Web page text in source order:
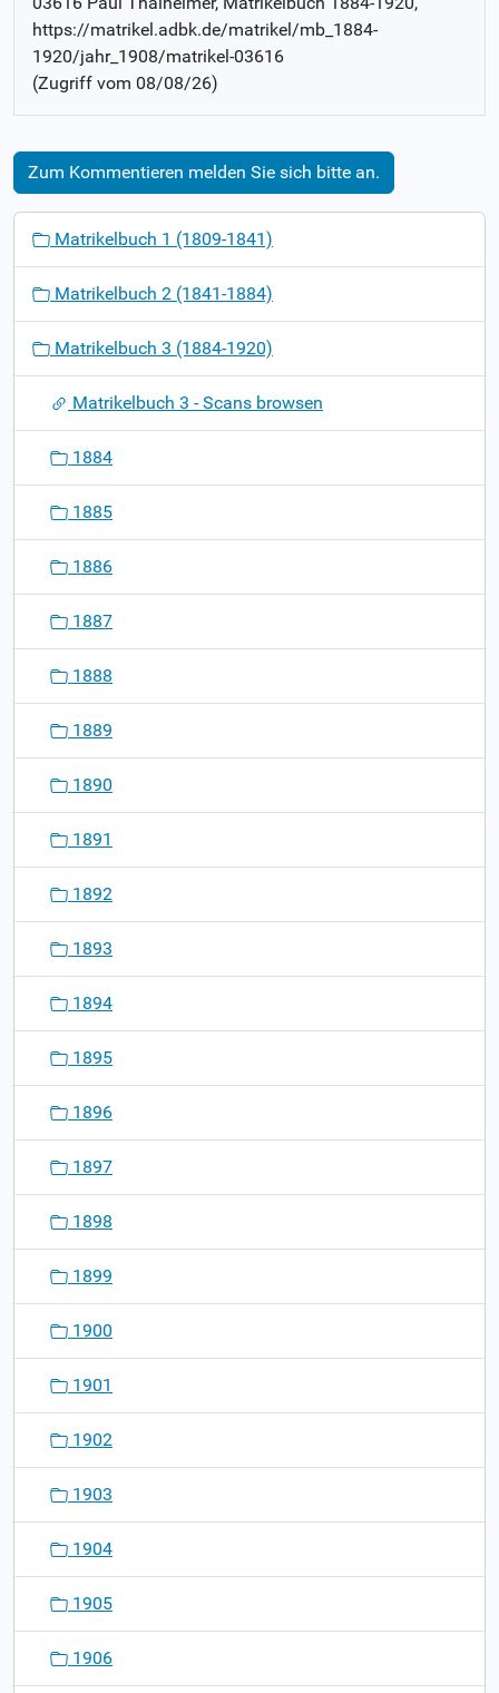
https://matrikel.adbk.de/matrikel/mb_1884-
1920/jahr_1908/matrikel-03616
(Zugriff vom 08/08/26)
Zum Kommentieren melden Sie sich bitte an.
o
Matrikelbuch 1 (1809-1841)
Matrikelbuch 2 (1841-1884)
Matrikelbuch 3 (1884-1920)
Matrikelbuch 3 - Scans browsen
1884
1885
1886
1887
1888
1889
1890
1891
1892
1893
1894
1895
1896
1897
1898
1899
1900
1901
1902
1903
1904
1905
1906